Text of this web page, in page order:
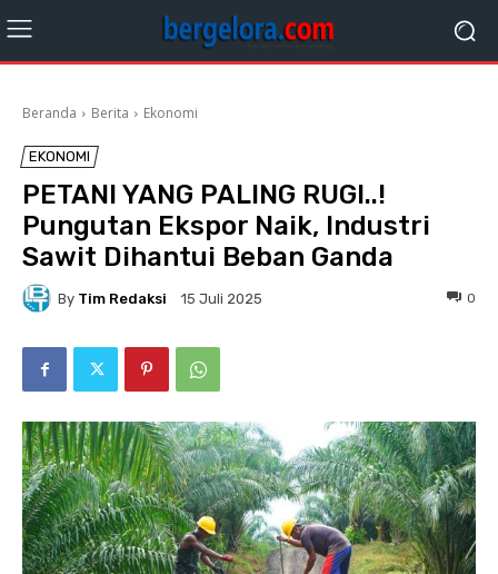
Beranda Berita Ekonomi
EKONOMI
PETANI YANG PALING RUGI..!
Pungutan Ekspor Naik, Industri
Sawit Dihantui Beban Ganda
By Tim Redaksi 15 Juli 2025 0